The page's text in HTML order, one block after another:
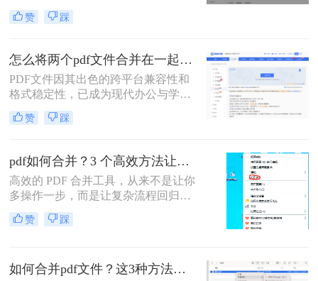
学术论文、商务报告、电子书还是官
方文件，PDF都能保持原始格式在不
作和学习中，我们常常需要将多个
PDF文件合并成一个，以方便管理、
分享或打印。那么怎么把多个pdf文件
合并成一个呢？本文将全面解析多种
PDF合并方法，帮助您根据具体需求
选择最合适的解决方案。
赞 踩
怎么将两个pdf文件合并在一起？五大方法全面解析！
PDF文件因其出色的跨平台兼容性和
格式稳定性，已成为现代办公与学术
交流中不可或缺的文件格式。然而，
当我们面对需要整合多个PDF文档的
任务就成为了一个常见挑战。
赞 踩
pdf如何合并？3 个高效方法让办公效率翻倍！
高效的 PDF 合并工具，从来不是让你
多操作一步，而是让复杂流程回归简
单本质。职场中，谁没遇到过需要将
多个 PDF 文件合并的场景？项目报告
整合为完整文档。
赞 踩
如何合并pdf文件？这3种方法让你效率翻倍！